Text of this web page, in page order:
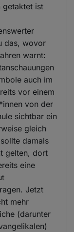
getaktet ist
das, wovor
warnt:
auch im
vor einem
von der
sichtbar ein
gleich
damals
gelten, dort
eine
Jetzt
mehr
(darunter